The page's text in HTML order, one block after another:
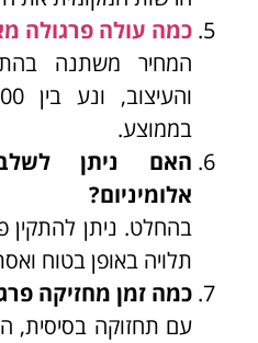
כמה עולה פרגולה
המחיר משתנה
בממוצע.
האם ניתן
אלומיניום?
בהחלט. ניתן להתקין
תלויה באופן בטוח
כמה זמן מחזיקה